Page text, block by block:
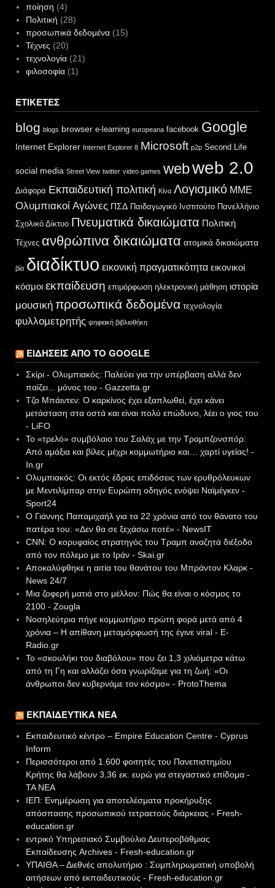
ποίηση (4)
Πολιτική (28)
προσωπικά δεδομένα(15)
Τέχνες (20)
τεχνολογία(21)
φιλοσοφία(1)
ΕΤΙΚΈΤΕΣ
blog blogs browser e-learning europeana facebook Google
Internet Explorer Internet Explorer 8 Microsoft p2p Second Life
social media Street View twitter video games webweb 2.0
Διάφορα Εκπαιδευτική πολιτική Κίνα Λογισμικό ΜΜΕ
Ολυμπιακοί Αγώνες ΠΣΔ Παιδαγωγικό Ινστιτούτο
Πανελλήνιο
Σχολικό Δίκτυο Πνευματικά δικαιώματα Πολιτική
Τέχνες ανθρώπινα δικαιώματα ατομικά δικαιώματα
βία διαδίκτυο εικονική πραγματικότητα εικονικοί
κόσμοι εκπαίδευση επιμόρφωση ηλεκτρονική μάθηση ιστορία
μουσική προσωπικά δεδομένα τεχνολογία
φυλλομετρητής ψηφιακή βιβλιοθήκη
ΕΙΔΉΣΕΙΣ ΑΠΌ ΤΟ GOOGLE
Σκίρι - Ολυμπιακός: Παλεύει για την υπέρβαση αλλά δεν
παίζει... μόνος του - Gazzetta.gr
Τζο Μπάιντεν: Ο καρκίνος έχει εξαπλωθεί, έχει κάνει
μετάσταση στα οστά και είναι πολύ επώδυνο, λέει ο γιος του
- LiFO
Το «τρελό» συμβόλαιο του Σαλάχ με την Τραμπζονσπόρ:
Από αμάξια και βίλες μέχρι κομμωτήριο και… χαρτί υγείας! -
In.gr
Ολυμπιακός: Οι εκτός έδρας επιδόσεις των ερυθρόλευκων
με Μεντιλίμπαρ στην Ευρώπη οδηγός ενόψει Ναϊμέγκεν -
Sport24
Ο Γιάννης Παπαμιχαήλ για τα 22 χρόνια από τον θάνατο του
πατέρα του: «Δεν θα σε ξεχάσω ποτέ» - NewsIT
CNN: Ο κορυφαίος στρατηγός του Τραμπ αναζητά διέξοδο
από τον πόλεμο με το Ιράν - Skai.gr
Αποκαλύφθηκε η αιτία του θανάτου του Μπράντον Κλαρκ -
News 24/7
Μια ζοφερή ματιά στο μέλλον: Πώς θα είναι ο κόσμος το
2100 - Zougla
Νοσηλεύτρια πήγε κομμωτήριο πρώτη φορά μετά από 4
χρόνια – Η απίθανη μεταμόρφωσή της έγινε viral - E-
Radio.gr
Το «σκουλήκι του διαβόλου» που ζει 1,3 χιλιόμετρα κάτω
από τη Γη και αλλάζει όσα γνωρίζαμε για τη ζωή: «Οι
άνθρωποι δεν κυβερνάμε τον κόσμο» - ProtoThema
ΕΚΠΑΙΔΕΥΤΙΚΆ ΝΈΑ
Εκπαιδευτικό κέντρο – Empire Education Centre - Cyprus
Inform
Περισσότεροι από 1.600 φοιτητές του Πανεπιστημίου
Κρήτης θα λάβουν 3,36 εκ. ευρώ για στεγαστικό επίδομα -
ΤΑ ΝΕΑ
ΙΕΠ: Ενημέρωση για αποτελέσματα προκήρυξης
απόσπασης προσωπικού τετραετούς διάρκειας - Fresh-
education.gr
εντρικό Υπηρεσιακό Συμβούλιο Δευτεροβάθμιας
Εκπαίδευσης Archives - Fresh-education.gr
ΥΠΑΙΘΑ – Διεθνές απολυτήριο : Συμπληρωματική υποβολή
αιτήσεων από εκπαιδευτικούς - Fresh-education.gr